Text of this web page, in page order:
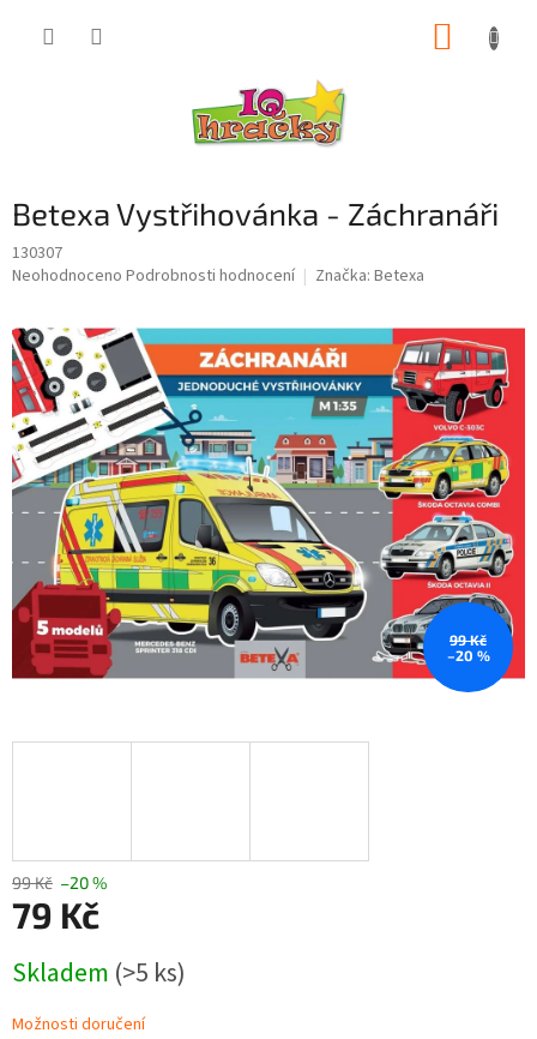
Betexa Vystřihovánka - Záchranáři
130307
Průměrné
je
0,0
z
5
hvězdiček.
Neohodnoceno Podrobnosti hodnocení Značka: Betexa
99 Kč
–20 %
99 Kč –20 %
79 Kč
cena:
Skladem (>5 ks)
Možnosti doručení